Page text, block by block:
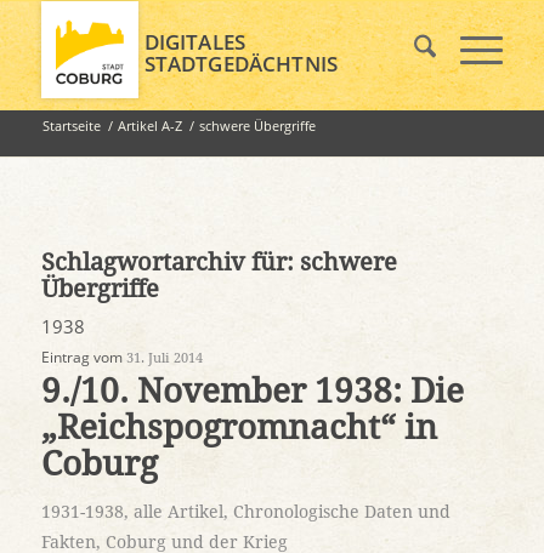
DIGITALES
STADTGEDÄCHTNIS
Startseite / Artikel A-Z / schwere Übergriffe
Schlagwortarchiv für: schwere
Übergriffe
1938
Eintrag vom 31. Juli 2014
9./10. November 1938: Die
„Reichspogromnacht“ in
Coburg
1931-1938, alle Artikel, Chronologische Daten und
Fakten, Coburg und der Krieg